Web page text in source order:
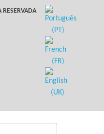
RESERVADA